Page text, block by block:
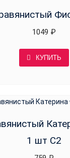
1049 ₽
КУПИТЬ
1 шт С2